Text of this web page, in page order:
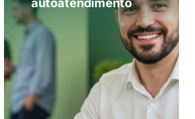
autoatendimento